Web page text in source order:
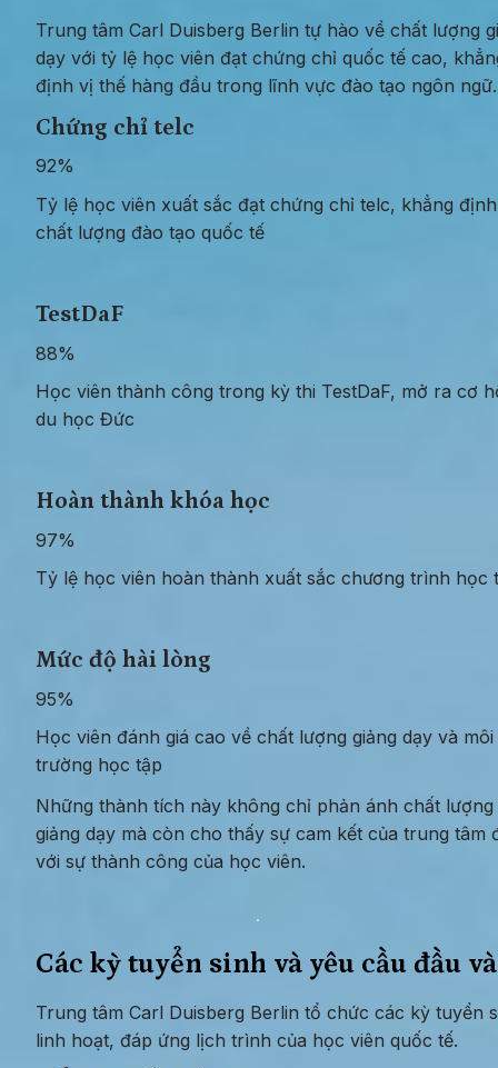
Trung tâm Carl Duisberg Berlin tự hào về chất lượng
dạy với tỷ lệ học viên đạt chứng chỉ quốc tế cao,
định vị thế hàng đầu trong lĩnh vực đào tạo ngôn ngữ.
Chứng chỉ telc
92%
Tỷ lệ học viên xuất sắc đạt chứng chỉ telc, khẳng định
chất lượng đào tạo quốc tế
TestDaF
88%
Học viên thành công trong kỳ thi TestDaF, mở ra cơ
du học Đức
Hoàn thành khóa học
97%
Tỷ lệ học viên hoàn thành xuất sắc chương trình học
Mức độ hài lòng
95%
Học viên đánh giá cao về chất lượng giảng dạy và môi
trường học tập
Những thành tích này không chỉ phản ánh chất lượng
giảng dạy mà còn cho thấy sự cam kết của trung tâm
với sự thành công của học viên.
Các kỳ tuyển sinh và yêu cầu đầu
Trung tâm Carl Duisberg Berlin tổ chức các kỳ tuyển
linh hoạt, đáp ứng lịch trình của học viên quốc tế.